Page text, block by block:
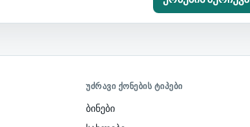
ᲣᲫᲠᲐᲕᲘ ᲥᲝᲜᲔᲑᲘᲡ ᲢᲘᲞᲔᲑᲘ
ბინები